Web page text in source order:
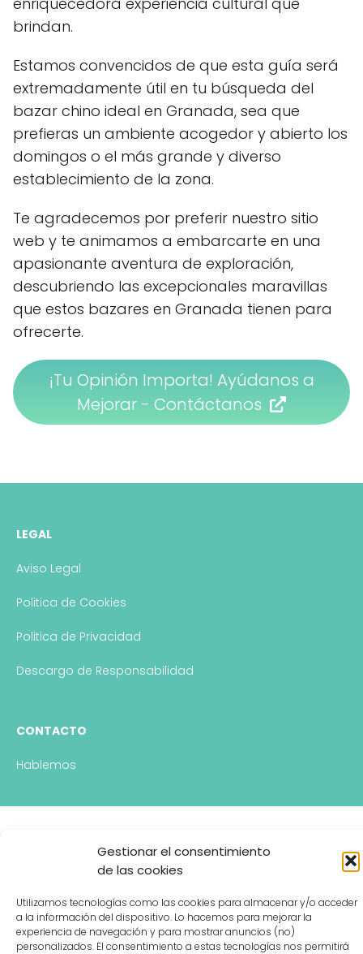
Gestionar el consentimiento
de las cookies
Utilizamos tecnologías como las cookies para almacenar y/o acceder
a la información del dispositivo. Lo hacemos para mejorar la
experiencia de navegación y para mostrar anuncios (no)
personalizados. El consentimiento a estas tecnologías nos permitirá
brindan.
Estamos convencidos de que esta guía será
extremadamente útil en tu búsqueda del
bazar chino ideal en Granada, sea que
prefieras un ambiente acogedor y abierto los
domingos o el más grande y diverso
establecimiento de la zona.
Te agradecemos por preferir nuestro sitio
web y te animamos a embarcarte en una
apasionante aventura de exploración,
descubriendo las excepcionales maravillas
que estos bazares en Granada tienen para
ofrecerte.
¡Tu Opinión Importa! Ayúdanos a
Mejorar - Contáctanos
LEGAL
Aviso Legal
Politica de Cookies
Politica de Privacidad
Descargo de Responsabilidad
CONTACTO
Hablemos